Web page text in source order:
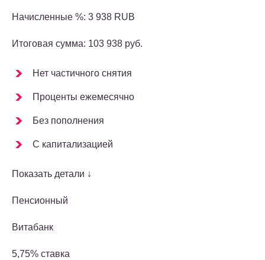
Начисленные %: 3 938 RUB
Итоговая сумма: 103 938 руб.
Нет частичного снятия
Проценты ежемесячно
Без пополнения
С капитализацией
Показать детали ↓
Пенсионный
Витабанк
5,75% ставка